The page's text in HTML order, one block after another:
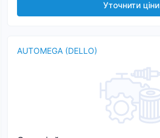
Уточнити ціни
AUTOMEGA (DELLO)